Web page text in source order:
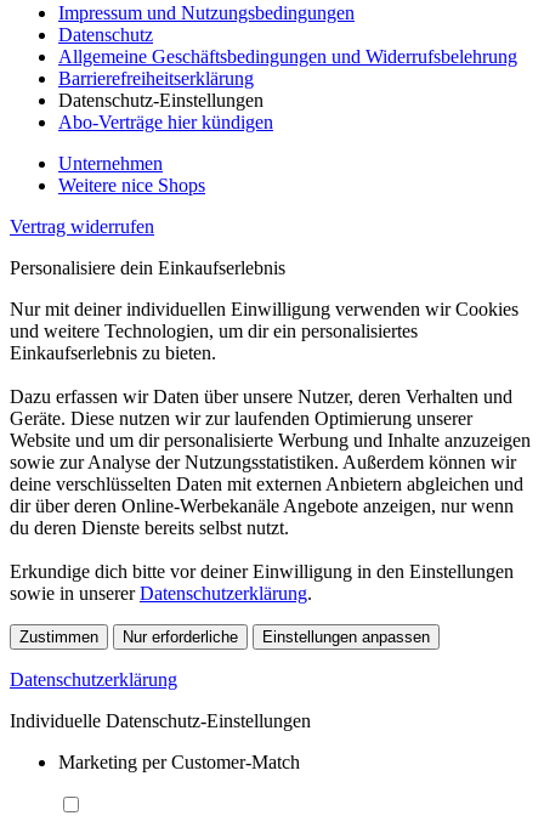
Impressum und Nutzungsbedingungen
Datenschutz
Allgemeine Geschäftsbedingungen und Widerrufsbelehrung
Barrierefreiheitserklärung
Datenschutz-Einstellungen
Abo-Verträge hier kündigen
Unternehmen
Weitere nice Shops
Vertrag widerrufen
Personalisiere dein Einkaufserlebnis
Nur mit deiner individuellen Einwilligung verwenden wir Cookies
und weitere Technologien, um dir ein personalisiertes
Einkaufserlebnis zu bieten.
Dazu erfassen wir Daten über unsere Nutzer, deren Verhalten und
Geräte. Diese nutzen wir zur laufenden Optimierung unserer
Website und um dir personalisierte Werbung und Inhalte anzuzeigen
sowie zur Analyse der Nutzungsstatistiken. Außerdem können wir
deine verschlüsselten Daten mit externen Anbietern abgleichen und
dir über deren Online-Werbekanäle Angebote anzeigen, nur wenn
du deren Dienste bereits selbst nutzt.
Erkundige dich bitte vor deiner Einwilligung in den Einstellungen
sowie in unsererDatenschutzerklärung.
Zustimmen Nur erforderliche Einstellungen anpassen
Datenschutzerklärung
Individuelle Datenschutz-Einstellungen
Marketing per Customer-Match